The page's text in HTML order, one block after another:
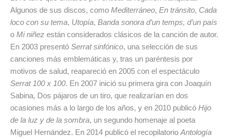
Algunos de sus discos, como Mediterráneo, En tránsito, Cada
loco con su tema, Utopía, Banda sonora d’un temps, d’un país
o Mi niñez están considerados clásicos de la canción de autor.
En 2003 presentó Serrat sinfónico, una selección de sus
canciones más emblemáticas y, tras un paréntesis por
motivos de salud, reapareció en 2005 con el espectáculo
Serrat 100 x 100. En 2007 inició su primera gira con Joaquín
Sabina, Dos pájaros de un tiro, que realizarían en dos
ocasiones más a lo largo de los años, y en 2010 publicó Hijo
de la luz y de la sombra, un segundo homenaje al poeta
Miguel Hernández. En 2014 publicó el recopilatorio Antología